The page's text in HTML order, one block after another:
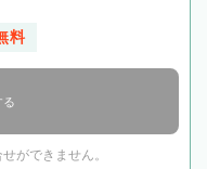
料
る
ができません。